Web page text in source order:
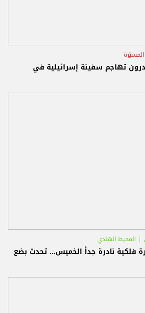
يشتبه أنها إيرانية.. درون تهاجم سفينة إسرائيلية في
المحيط الهندي
فلكية نادرة جداً الخميس... تحدث بضع